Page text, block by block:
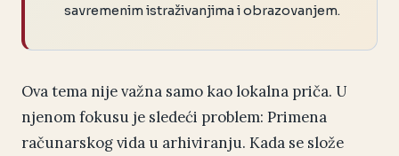
savremenim istraživanjima i obrazovanjem.
Ova tema nije važna samo kao lokalna priča. U
njenom fokusu je sledeći problem: Primena
računarskog vida u arhiviranju. Kada se slože